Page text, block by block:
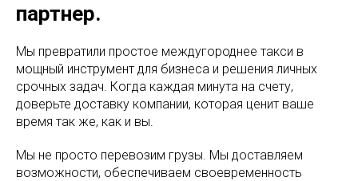
партнер.
Мы превратили простое междугороднее такси в
мощный инструмент для бизнеса и решения личных
срочных задач. Когда каждая минута на счету,
доверьте доставку компании, которая ценит ваше
время так же, как и вы.
Мы не просто перевозим грузы. Мы доставляем
возможности, обеспечиваем своевременность